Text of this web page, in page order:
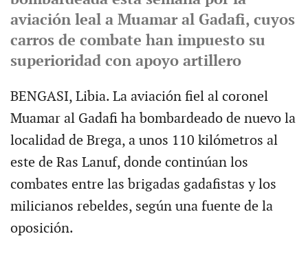
aviación leal a Muamar al Gadafi, cuyos
carros de combate han impuesto su
superioridad con apoyo artillero
BENGASI, Libia. La aviación fiel al coronel
Muamar al Gadafi ha bombardeado de nuevo la
localidad de Brega, a unos 110 kilómetros al
este de Ras Lanuf, donde continúan los
combates entre las brigadas gadafistas y los
milicianos rebeldes, según una fuente de la
oposición.